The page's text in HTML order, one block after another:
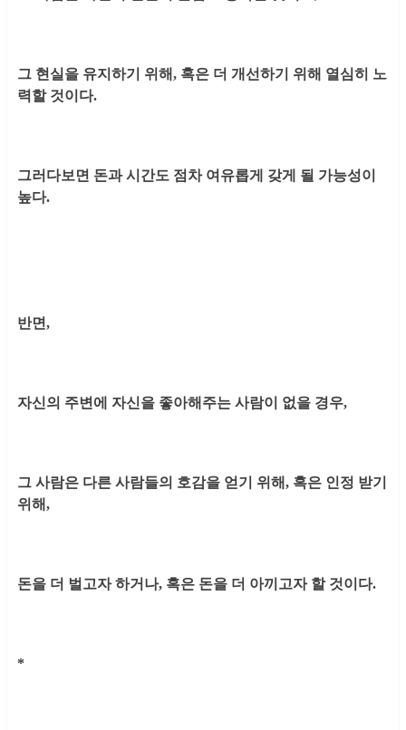
그 현실을 유지하기 위해, 혹은 더 개선하기 위해 열심히 노
력할 것이다.
그러다보면 돈과 시간도 점차 여유롭게 갖게 될 가능성이
높다.
반면,
자신의 주변에 자신을 좋아해주는 사람이 없을 경우,
그 사람은 다른 사람들의 호감을 얻기 위해, 혹은 인정 받기
위해,
돈을 더 벌고자 하거나, 혹은 돈을 더 아끼고자 할 것이다.
*